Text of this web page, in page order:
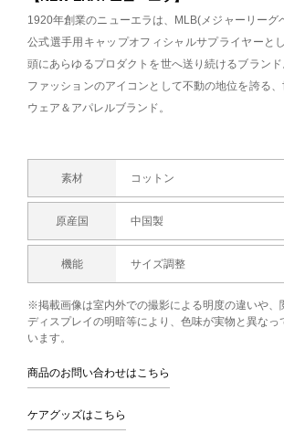
1920年創業のニューエラは、MLB(メジャーリーグ
公式選手用キャップオフィシャルサプライヤーと
頭にあらゆるプロダクトを世へ送り続けるブラン
ファッションのアイコンとして不動の地位を誇る
ウェア＆アパレルブランド。
素材 コットン
原産国 中国製
機能 サイズ調整
※掲載画像は室内外での撮影による明度の違いや、
ディスプレイの明暗等により、色味が実物と異なっ
います。
商品のお問い合わせはこちら
ケアグッズはこちら